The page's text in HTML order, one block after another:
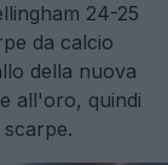
24-25
da calcio
della nuova
all'oro, quindi